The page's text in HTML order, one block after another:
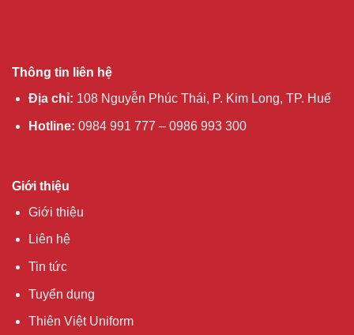
Thông tin liên hệ
Địa chỉ: 108 Nguyễn Phúc Thái, P. Kim Long, TP. Huế
Hotline: 0984 991 777 – 0986 993 300
Giới thiệu
Giới thiệu
Liên hệ
Tin tức
Tuyển dụng
Thiên Việt Uniform